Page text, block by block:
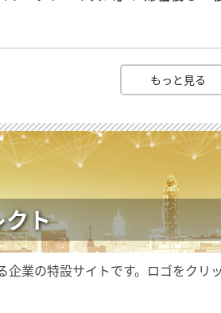
もっと見る
ト
企業の特設サイトです。ロゴをク